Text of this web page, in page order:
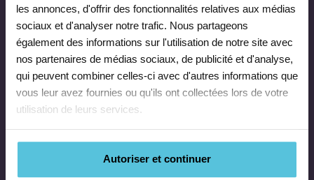
les annonces, d'offrir des fonctionnalités relatives aux médias
sociaux et d'analyser notre trafic. Nous partageons
également des informations sur l'utilisation de notre site avec
nos partenaires de médias sociaux, de publicité et d'analyse,
qui peuvent combiner celles-ci avec d'autres informations que
vous leur avez fournies ou qu'ils ont collectées lors de votre
utilisation de leurs services.
Autoriser et continuer
Travailler chez Acadomia
présente des avantages